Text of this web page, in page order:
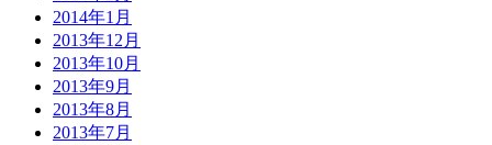
2014年1月
2013年12月
2013年10月
2013年9月
2013年8月
2013年7月